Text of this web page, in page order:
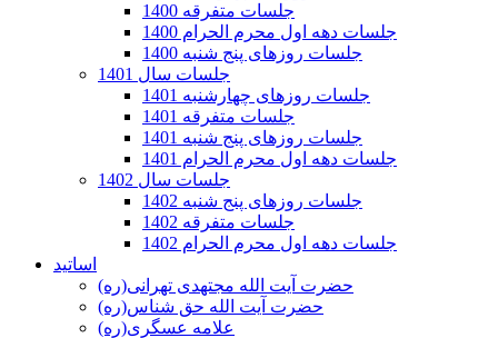
جلسات متفرقه 1400
جلسات دهه اول محرم الحرام 1400
جلسات روزهای پنج شنبه 1400
جلسات سال 1401
جلسات روزهای چهارشنبه 1401
جلسات متفرقه 1401
جلسات روزهای پنج شنبه 1401
جلسات دهه اول محرم الحرام 1401
جلسات سال 1402
جلسات روزهای پنج شنبه 1402
جلسات متفرقه 1402
جلسات دهه اول محرم الحرام 1402
اساتید
حضرت آیت الله مجتهدی تهرانی(ره)
حضرت آیت الله حق شناس(ره)
علامه عسگری(ره)